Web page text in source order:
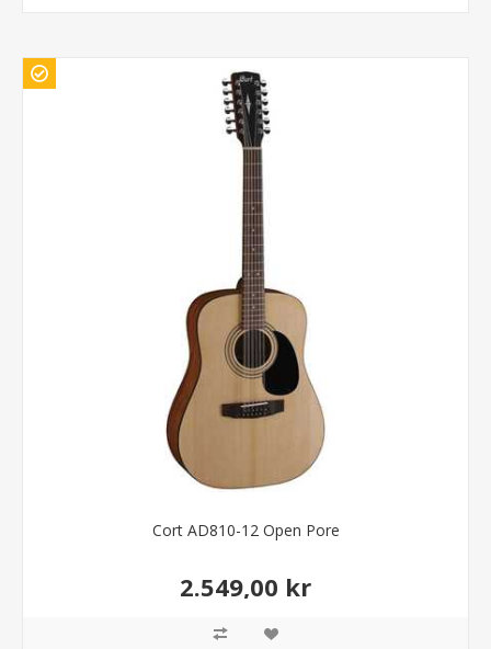
Cort AD810-12 Open Pore
2.549,00 kr